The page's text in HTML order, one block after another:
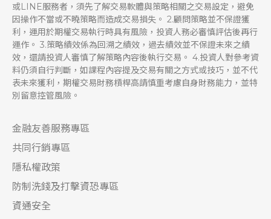
或LINE服務者，須先了解交易軟體與策略相關之交易設定，避免
因操作不當或不曉策略而造成交易損失。 2.顧問策略並不保證獲
利，運用於期權交易執行時具有風險，投資人務必審慎評估後再行
運作。 3.策略績效係為回溯之績效，過去績效並不保證未來之績
效，還請投資人審慎了解策略內容後執行交易。 4.投資人對參考資
料仍須自行判斷，如課程內容提及交易有關之方式或技巧，並不代
表未來獲利，期權交易財務槓桿高請慎重考慮自身財務能力，並特
別留意控管風險。
金融友善服務專區
共同行銷專區
隱私權政策
防制洗錢及打擊資恐專區
資通安全